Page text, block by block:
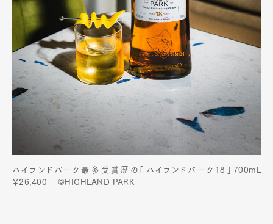
ハイランドパーク最多受賞歴の「ハイランドパーク18」700mL
￥26,400 ©HIGHLAND PARK